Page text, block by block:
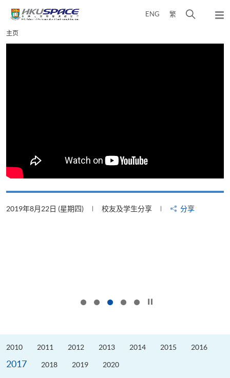
content
ENG 繁
弹
Main
content
主页
2019年8月22日 (星期四) 校友及学生分享 分享
2010 2011 2012 2013 2014 2015 2016
2017 2018 2019 2020